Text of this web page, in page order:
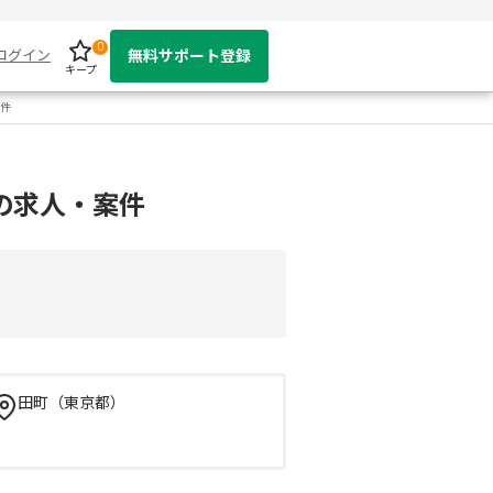
グイン
キープ
0
無料サポート登録
求人・案件
田町（東京都）